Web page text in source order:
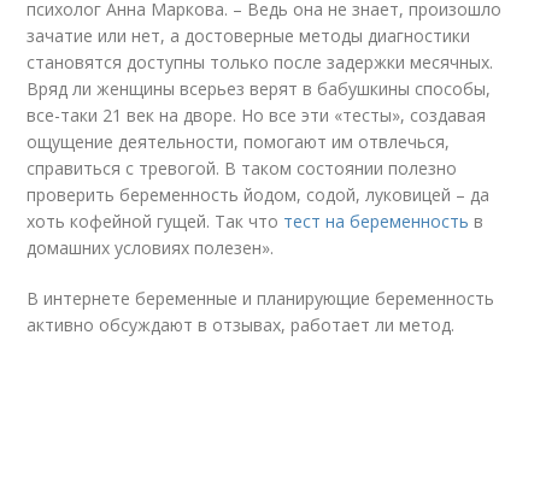
психолог Анна Маркова. – Ведь она не знает, произошло
зачатие или нет, а достоверные методы диагностики
становятся доступны только после задержки месячных.
Вряд ли женщины всерьез верят в бабушкины способы,
все-таки 21 век на дворе. Но все эти «тесты», создавая
ощущение деятельности, помогают им отвлечься,
справиться с тревогой. В таком состоянии полезно
проверить беременность йодом, содой, луковицей – да
хоть кофейной гущей. Так что тест на беременность в
домашних условиях полезен».
В интернете беременные и планирующие беременность
активно обсуждают в отзывах, работает ли метод.